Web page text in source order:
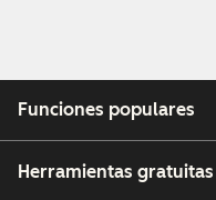
Funciones populares
Herramientas gratuitas